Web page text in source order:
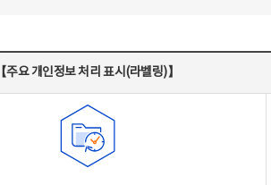
【주요 개인정보 처리 표시(라벨링)】